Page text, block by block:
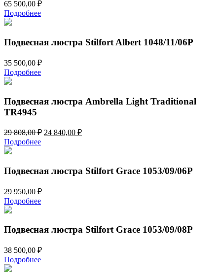
65 500,00 ₽
Подробнее
Подвесная люстра Stilfort Albert 1048/11/06P
35 500,00 ₽
Подробнее
Подвесная люстра Ambrella Light Traditional
TR4945
29 808,00₽ Первоначальная
24 840,00 ₽Текущая
Подробнее
Подвесная люстра Stilfort Grace 1053/09/06P
29 950,00 ₽
Подробнее
Подвесная люстра Stilfort Grace 1053/09/08P
38 500,00 ₽
Подробнее